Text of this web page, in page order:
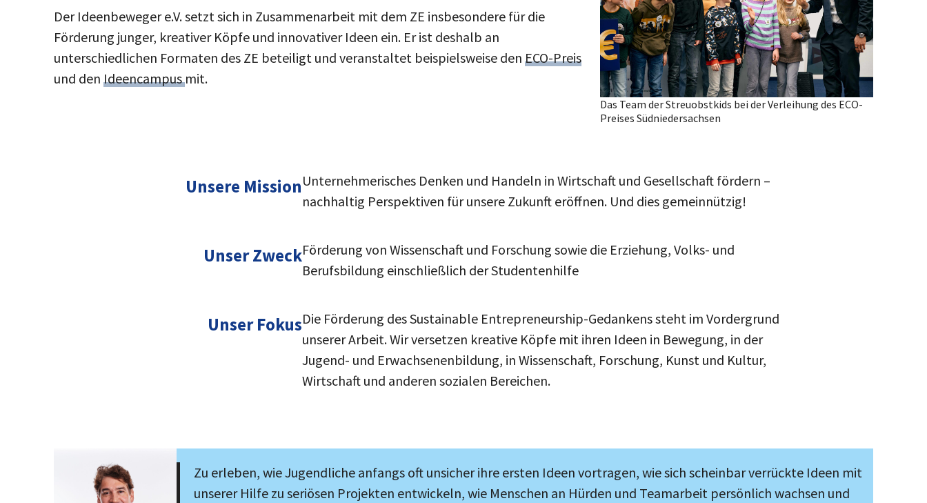
Der Ideenbeweger e.V. setzt sich in Zusammenarbeit mit dem ZE insbesondere für die
Förderung junger, kreativer Köpfe und innovativer Ideen ein. Er ist deshalb an
unterschiedlichen Formaten des ZE beteiligt und veranstaltet beispielsweise den ECO-Preis
und den Ideencampusmit.
Das Team der Streuobstkids bei der Verleihung des ECO-
Preises Südniedersachsen
Unsere MissionUnternehmerisches Denken und Handeln in Wirtschaft und Gesellschaft fördern –
nachhaltig Perspektiven für unsere Zukunft eröffnen. Und dies gemeinnützig!
Unser ZweckFörderung von Wissenschaft und Forschung sowie die Erziehung, Volks- und
Berufsbildung einschließlich der Studentenhilfe
Unser FokusDie Förderung des Sustainable Entrepreneurship-Gedankens steht im Vordergrund
unserer Arbeit. Wir versetzen kreative Köpfe mit ihren Ideen in Bewegung, in der
Jugend- und Erwachsenenbildung, in Wissenschaft, Forschung, Kunst und Kultur,
Wirtschaft und anderen sozialen Bereichen.
Zu erleben, wie Jugendliche anfangs oft unsicher ihre ersten Ideen vortragen, wie sich scheinbar verrückte Ideen mit
unserer Hilfe zu seriösen Projekten entwickeln, wie Menschen an Hürden und Teamarbeit persönlich wachsen und